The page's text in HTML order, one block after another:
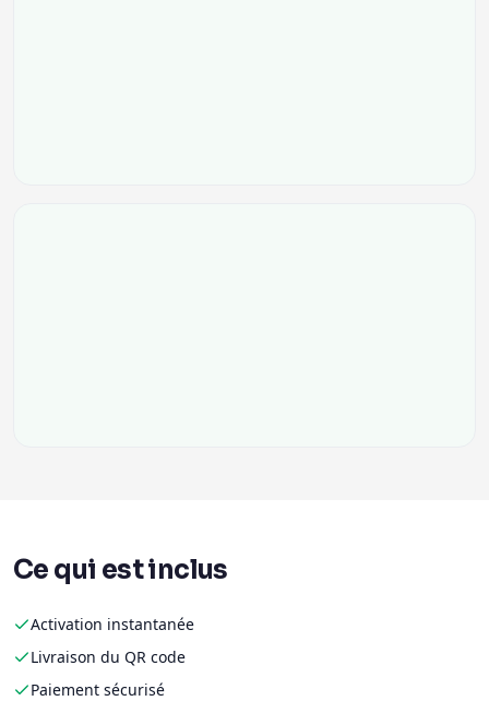
Ce qui est inclus
Activation instantanée
Livraison du QR code
Paiement sécurisé